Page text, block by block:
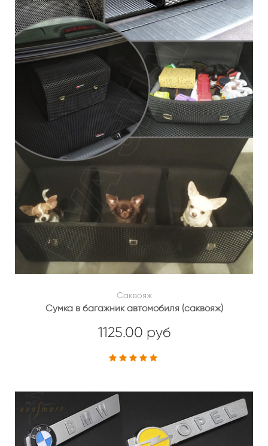
Саквояж
Сумка в багажник автомобиля (саквояж)
1125.00 руб